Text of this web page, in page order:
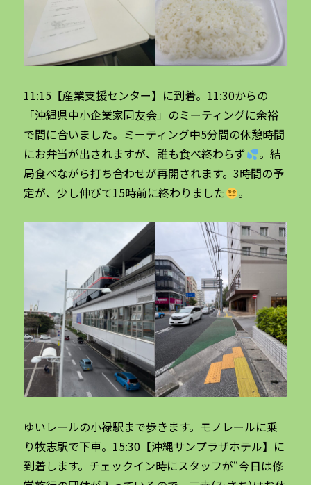
11:15【産業支援センター】に到着。11:30からの
「沖縄県中小企業家同友会」のミーティングに余裕
で間に合いました。ミーティング中5分間の休憩時間
にお弁当が出されますが、誰も食べ終わらず
。結
局食べながら打ち合わせが再開されます。3時間の予
定が、少し伸びて15時前に終わりました
。
ゆいレールの小禄駅まで歩きます。モノレールに乗
り牧志駅で下車。15:30【沖縄サンプラザホテル】に
到着します。チェックイン時にスタッフが“今日は修